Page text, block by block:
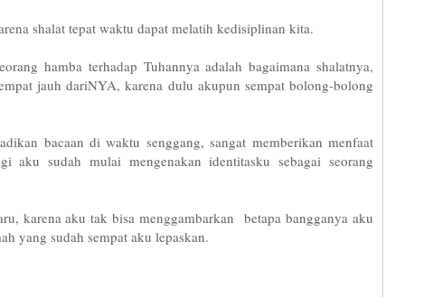
shalat tepat waktu dapat melatih kedisiplinan kita.
hamba terhadap Tuhannya adalah bagaimana shalatnya,
jauh dariNYA, karena dulu akupun sempat bolong-bolong
bacaan di waktu senggang, sangat memberikan menfaat
sudah mulai mengenakan identitasku sebagai seorang
karena aku tak bisa menggambarkan betapa bangganya aku
yang sudah sempat aku lepaskan.